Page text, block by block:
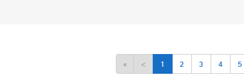
« < 1 2 3 4 5